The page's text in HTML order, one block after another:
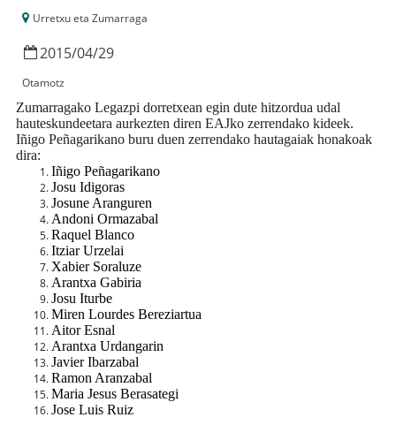
Urretxu eta Zumarraga
2015/04/29
Otamotz
Zumarragako Legazpi dorretxean egin dute hitzordua udal
hauteskundeetara aurkezten diren EAJko zerrendako kideek.
Iñigo Peñagarikano buru duen zerrendako hautagaiak honakoak
dira:
Iñigo Peñagarikano
Josu Idigoras
Josune Aranguren
Andoni Ormazabal
Raquel Blanco
Itziar Urzelai
Xabier Soraluze
Arantxa Gabiria
Josu Iturbe
Miren Lourdes Bereziartua
Aitor Esnal
Arantxa Urdangarin
Javier Ibarzabal
Ramon Aranzabal
Maria Jesus Berasategi
Jose Luis Ruiz